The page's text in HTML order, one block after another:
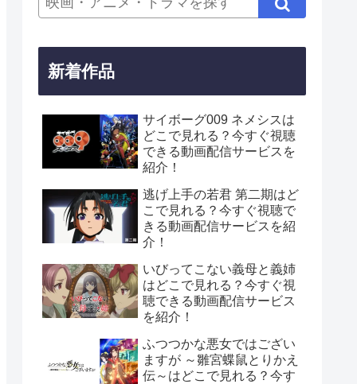
新着作品
サイボーグ009 ネメシスは
どこで見れる？今すぐ視聴
できる動画配信サービスを
紹介！
逃げ上手の若君 第二期はど
こで見れる？今すぐ視聴で
きる動画配信サービスを紹
介！
いびってこない義母と義姉
はどこで見れる？今すぐ視
聴できる動画配信サービス
を紹介！
ふつつかな悪女ではござい
ますが ～雛宮蝶鼠とりかえ
伝～はどこで見れる？今す